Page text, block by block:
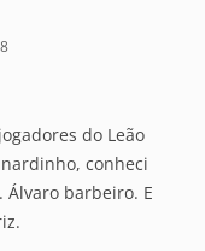
do Leão
conheci
Álvaro barbeiro. E